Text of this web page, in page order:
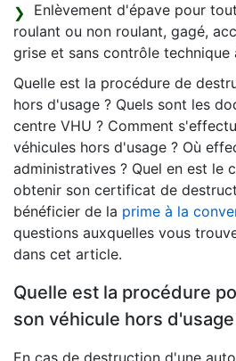
Enlèvement d'épave pour
roulant ou non roulant, gagé,
grise et sans contrôle technique
Quelle est la procédure de
hors d'usage ? Quels sont les
centre VHU ? Comment
véhicules hors d'usage ? Où
administratives ? Quel en est le
obtenir son certificat de
bénéficier de la prime à la
questions auxquelles vous
dans cet article.
Quelle est la procédure
son véhicule hors d'usage